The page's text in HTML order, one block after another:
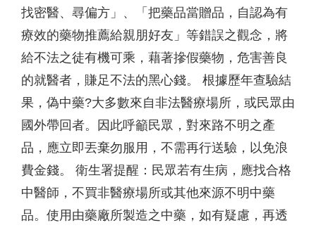
找密醫、尋偏方」、「把藥品當贈品，自認為有
療效的藥物推薦給親朋好友」等錯誤之觀念，將
給不法之徒有機可乘，藉著摻假藥物，危害善良
的就醫者，賺足不法的黑心錢。 根據歷年查驗結
果，偽中藥?大多數來自非法醫療場所，或民眾由
國外帶回者。因此呼籲民眾，對來路不明之產
品，應立即丟棄勿服用，不需再行送驗，以免浪
費金錢。 衛生署提醒：民眾若有生病，應找合格
中醫師，不買非醫療場所或其他來源不明中藥
品。使用由藥廠所製造之中藥，如有疑慮，再透